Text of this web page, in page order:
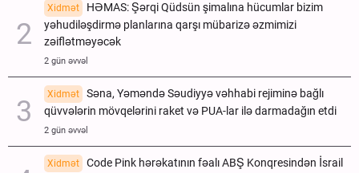
Xidmət
HƏMAS: Şərqi Qüdsün şimalına hücumlar bizim
yəhudiləşdirmə planlarına qarşı mübarizə əzmimizi
zəiflətməyəcək
2 gün əvvəl
Xidmət
Səna, Yəməndə Səudiyyə vəhhabi rejiminə bağlı
qüvvələrin mövqelərini raket və PUA-lar ilə darmadağın etdi
2 gün əvvəl
Xidmət
Code Pink hərəkatının fəalı ABŞ Konqresindən İsrail